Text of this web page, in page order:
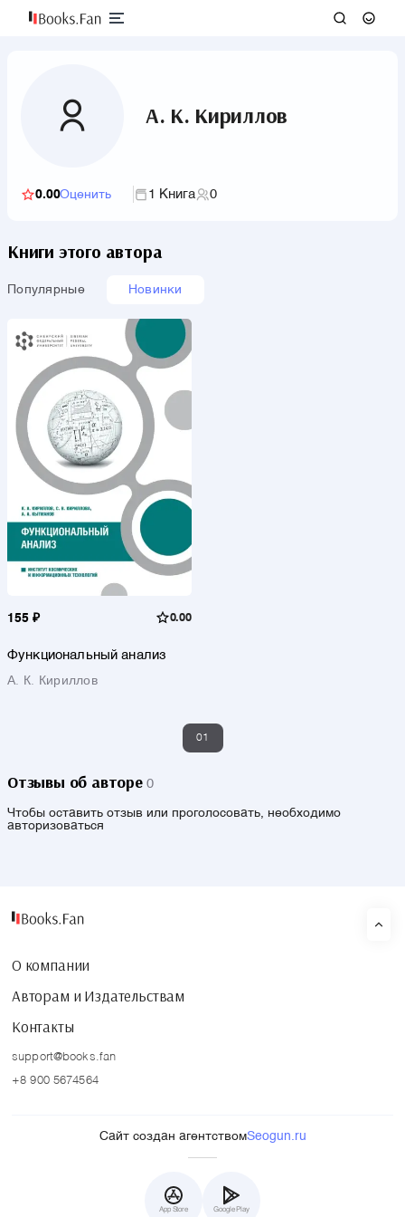
А. К. Кириллов
0.00Оценить 1 Книга 0
Книги этого автора
Популярные Новинки
155 ₽ 0.00
Функциональный анализ
А. К. Кириллов
01
Отзывы об авторе 0
Чтобы оставить отзыв или проголосовать, необходимо
авторизоваться
О компании
Авторам и Издательствам
Контакты
support@books.fan
+8 900 5674564
Сайт создан агентствомSeogun.ru
App Store Google Play